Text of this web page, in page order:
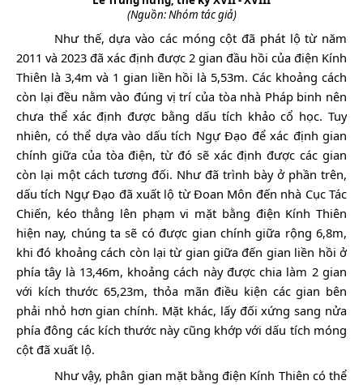
(Nguồn: Nhóm tác giả)
Như thế, dựa vào các móng cột đã phát lộ từ năm
2011 và 2023 đã xác định được 2 gian đầu hồi của điện Kính
Thiên là 3,4m và 1 gian liền hồi là 5,53m. Các khoảng cách
còn lại đều nằm vào đúng vị trí của tòa nhà Pháp binh nên
chưa thể xác định được bằng dấu tích khảo cổ học. Tuy
nhiên, có thể dựa vào dấu tích Ngự Đạo để xác định gian
chính giữa của tòa điện, từ đó sẽ xác định được các gian
còn lại một cách tương đối. Như đã trình bày ở phần trên,
dấu tích Ngự Đạo đã xuất lộ từ Đoan Môn đến nhà Cục Tác
Chiến, kéo thẳng lên phạm vi mặt bằng điện Kính Thiên
hiện nay, chúng ta sẽ có được gian chính giữa rộng 6,8m,
khi đó khoảng cách còn lại từ gian giữa đến gian liền hồi ở
phía tây là 13,46m, khoảng cách này được chia làm 2 gian
với kích thước 65,23m, thỏa mãn điều kiện các gian bên
phải nhỏ hơn gian chính. Mặt khác, lấy đối xứng sang nửa
phía đông các kích thước này cũng khớp với dấu tích móng
cột đã xuất lộ.
Như vậy, phân gian mặt bằng điện Kính Thiên có thể